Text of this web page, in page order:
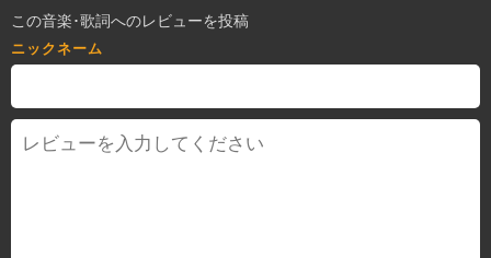
この音楽･歌詞へのレビューを投稿
ニックネーム